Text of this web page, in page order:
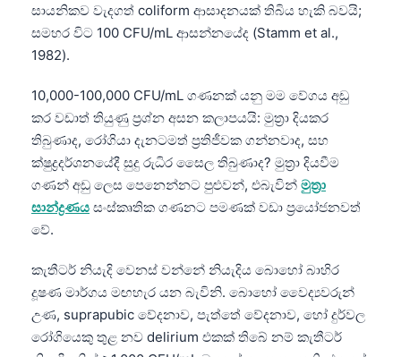
සායනිකව වැදගත් coliform ආසාදනයක් තිබිය හැකි බවයි;
සමහර විට 100 CFU/mL ආසන්නයේද (Stamm et al.,
1982).
10,000-100,000 CFU/mL ගණනක් යනු මම වේගය අඩු
කර වඩාත් තියුණු ප්‍රශ්න අසන කලාපයයි: මුත්‍රා දියකර
තිබුණාද, රෝගියා දැනටමත් ප්‍රතිජීවක ගන්නවාද, සහ
ක්ෂුද්‍රදර්ශනයේදී සුදු රුධිර සෛල තිබුණාද? මුත්‍රා දියවීම
ගණන් අඩු ලෙස පෙනෙන්නට පුළුවන්, එබැවින් මුත්‍රා
සාන්ද්‍රණය සංස්කෘතික ගණනට පමණක් වඩා ප්‍රයෝජනවත්
වේ.
කැතීටර් නියැදි වෙනස් වන්නේ නියැදිය බොහෝ බාහිර
දූෂණ මාර්ගය මඟහැර යන බැවිනි. බොහෝ වෛද්‍යවරුන්
උණ, suprapubic වේදනාව, පැත්තේ වේදනාව, හෝ දුර්වල
රෝගියෙකු තුළ නව delirium එකක් තිබේ නම් කැතීටර්